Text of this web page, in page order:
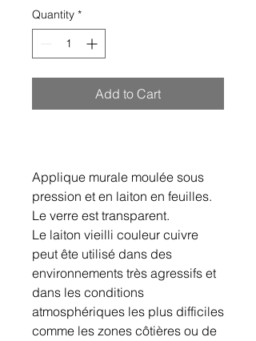
Quantity *
Add to Cart
Applique murale moulée sous
pression et en laiton en feuilles.
Le verre est transparent.
Le laiton vieilli couleur cuivre
peut ête utilisé dans des
environnements très agressifs et
dans les conditions
atmosphériques les plus difficiles
comme les zones côtières ou de